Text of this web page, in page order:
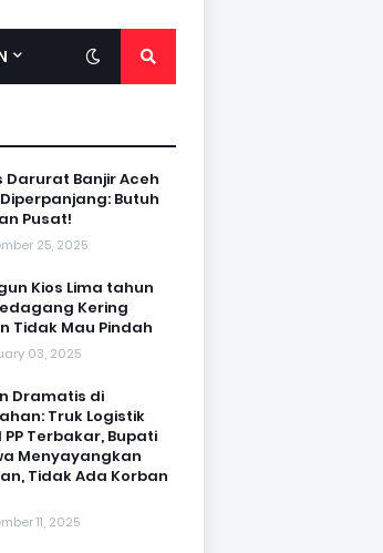
Darurat Banjir Aceh
Butuh
Pusat!
25, 2025
Kios Lima tahun
Kering
Tidak Mau Pindah
03, 2025
Dramatis di
Truk Logistik
PP Terbakar, Bupati
Menyayangkan
Tidak Ada Korban
11, 2025